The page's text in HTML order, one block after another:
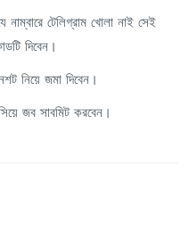
টেলিগ্রাম খোলা নাই সেই
দিবেন।
নিয়ে জমা দিবেন।
জব সাবমিট করবেন।